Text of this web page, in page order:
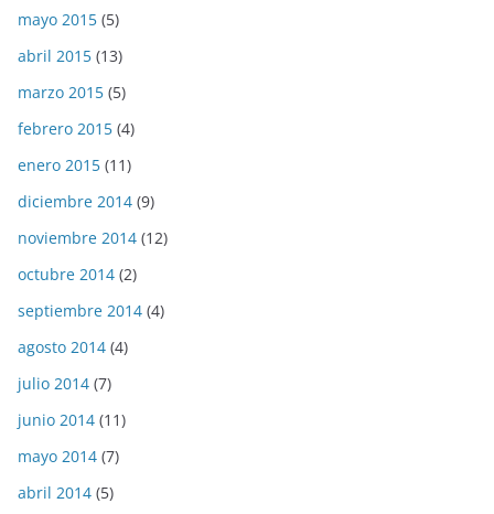
mayo 2015 (5)
abril 2015 (13)
marzo 2015 (5)
febrero 2015 (4)
enero 2015 (11)
diciembre 2014 (9)
noviembre 2014 (12)
octubre 2014 (2)
septiembre 2014 (4)
agosto 2014 (4)
julio 2014 (7)
junio 2014 (11)
mayo 2014 (7)
abril 2014 (5)